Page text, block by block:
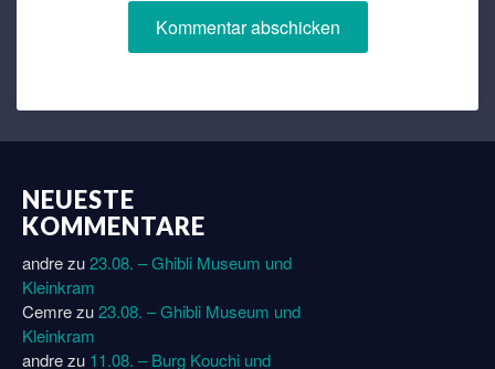
NEUESTE
KOMMENTARE
andrezu23.08. – Ghibli Museum und
Kleinkram
Cemrezu23.08. – Ghibli Museum und
Kleinkram
andrezu 11.08. – Burg Kouchi und